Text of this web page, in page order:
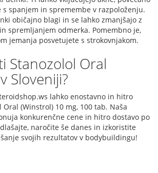
s spanjem in spremembe v razpoloženju.
običajno blagi in se lahko zmanjšajo z
spremljanjem odmerka. Pomembno je,
jemanja posvetujete s strokovnjakom.
Stanozolol Oral
Sloveniji?
lahko enostavno in hitro
(Winstrol) 10 mg, 100 tab. Naša
konkurenčne cene in hitro dostavo po
naročite še danes in izkoristite
svojih rezultatov v bodybuildingu!